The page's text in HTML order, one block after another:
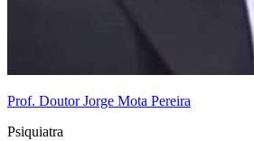
Prof. Doutor Jorge Mota Pereira
Psiquiatra